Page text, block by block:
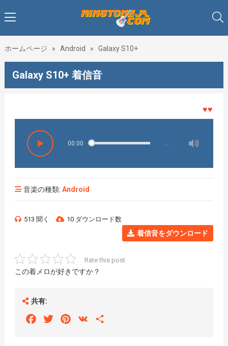
ホームページ » Android » Galaxy S10+
Galaxy S10+ 着信音
♥♥♥着メ
00:00
音楽の種類: Android
513 聞く 10 ダウンロード数
着信音をダウンロード
Rate this post
この着メロが好きですか？
共有:
FacebookTwitterPinterest
VK